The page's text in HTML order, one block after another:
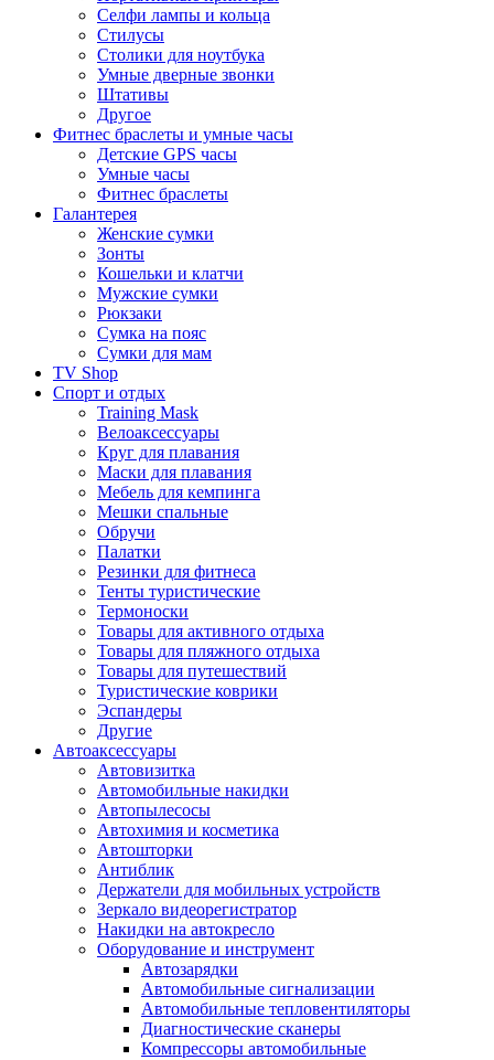
Селфи лампы и кольца
Стилусы
Столики для ноутбука
Умные дверные звонки
Штативы
Другое
Фитнес браслеты и умные часы
Детские GPS часы
Умные часы
Фитнес браслеты
Галантерея
Женские сумки
Зонты
Кошельки и клатчи
Мужские сумки
Рюкзаки
Сумка на пояс
Сумки для мам
TV Shop
Спорт и отдых
Training Mask
Велоаксессуары
Круг для плавания
Маски для плавания
Мебель для кемпинга
Мешки спальные
Обручи
Палатки
Резинки для фитнеса
Тенты туристические
Термоноски
Товары для активного отдыха
Товары для пляжного отдыха
Товары для путешествий
Туристические коврики
Эспандеры
Другие
Автоаксессуары
Автовизитка
Автомобильные накидки
Автопылесосы
Автохимия и косметика
Автошторки
Антиблик
Держатели для мобильных устройств
Зеркало видеорегистратор
Накидки на автокресло
Оборудование и инструмент
Автозарядки
Автомобильные сигнализации
Автомобильные тепловентиляторы
Диагностические сканеры
Компрессоры автомобильные